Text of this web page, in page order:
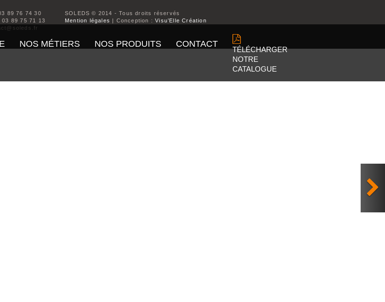
NOS MÉTIERS NOS PRODUITS CONTACT
TÉLÉCHARGER
NOTRE
CATALOGUE
89 76 74 30
03 89 75 71 13
SOLEDS © 2014 - Tous droits réservés
Mention légales | Conception :Visu’Elle Création